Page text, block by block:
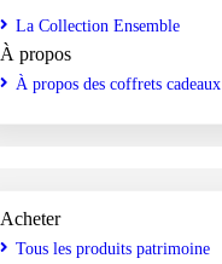
La Collection Ensemble
À propos
À propos des coffrets cadeaux
Acheter
Tous les produits patrimoine